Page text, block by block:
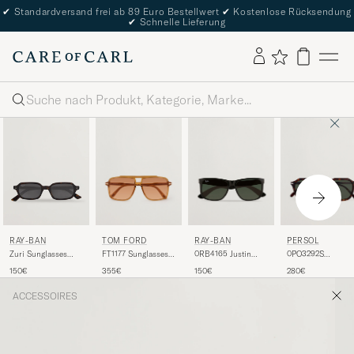
✔ Standardversand frei ab 89 Euro Bestellwert ✔ Kostenlose Rücksendung
✔ Schnelle Lieferung
Suche
RAY-BAN
Zuri Sunglasses
150€
TOM FORD
FT1177 Sunglasses
355€
RAY-BAN
0RB4165 Justin
150€
PERSOL
0PO3292S
Havana
280€
ACCESSOIRES